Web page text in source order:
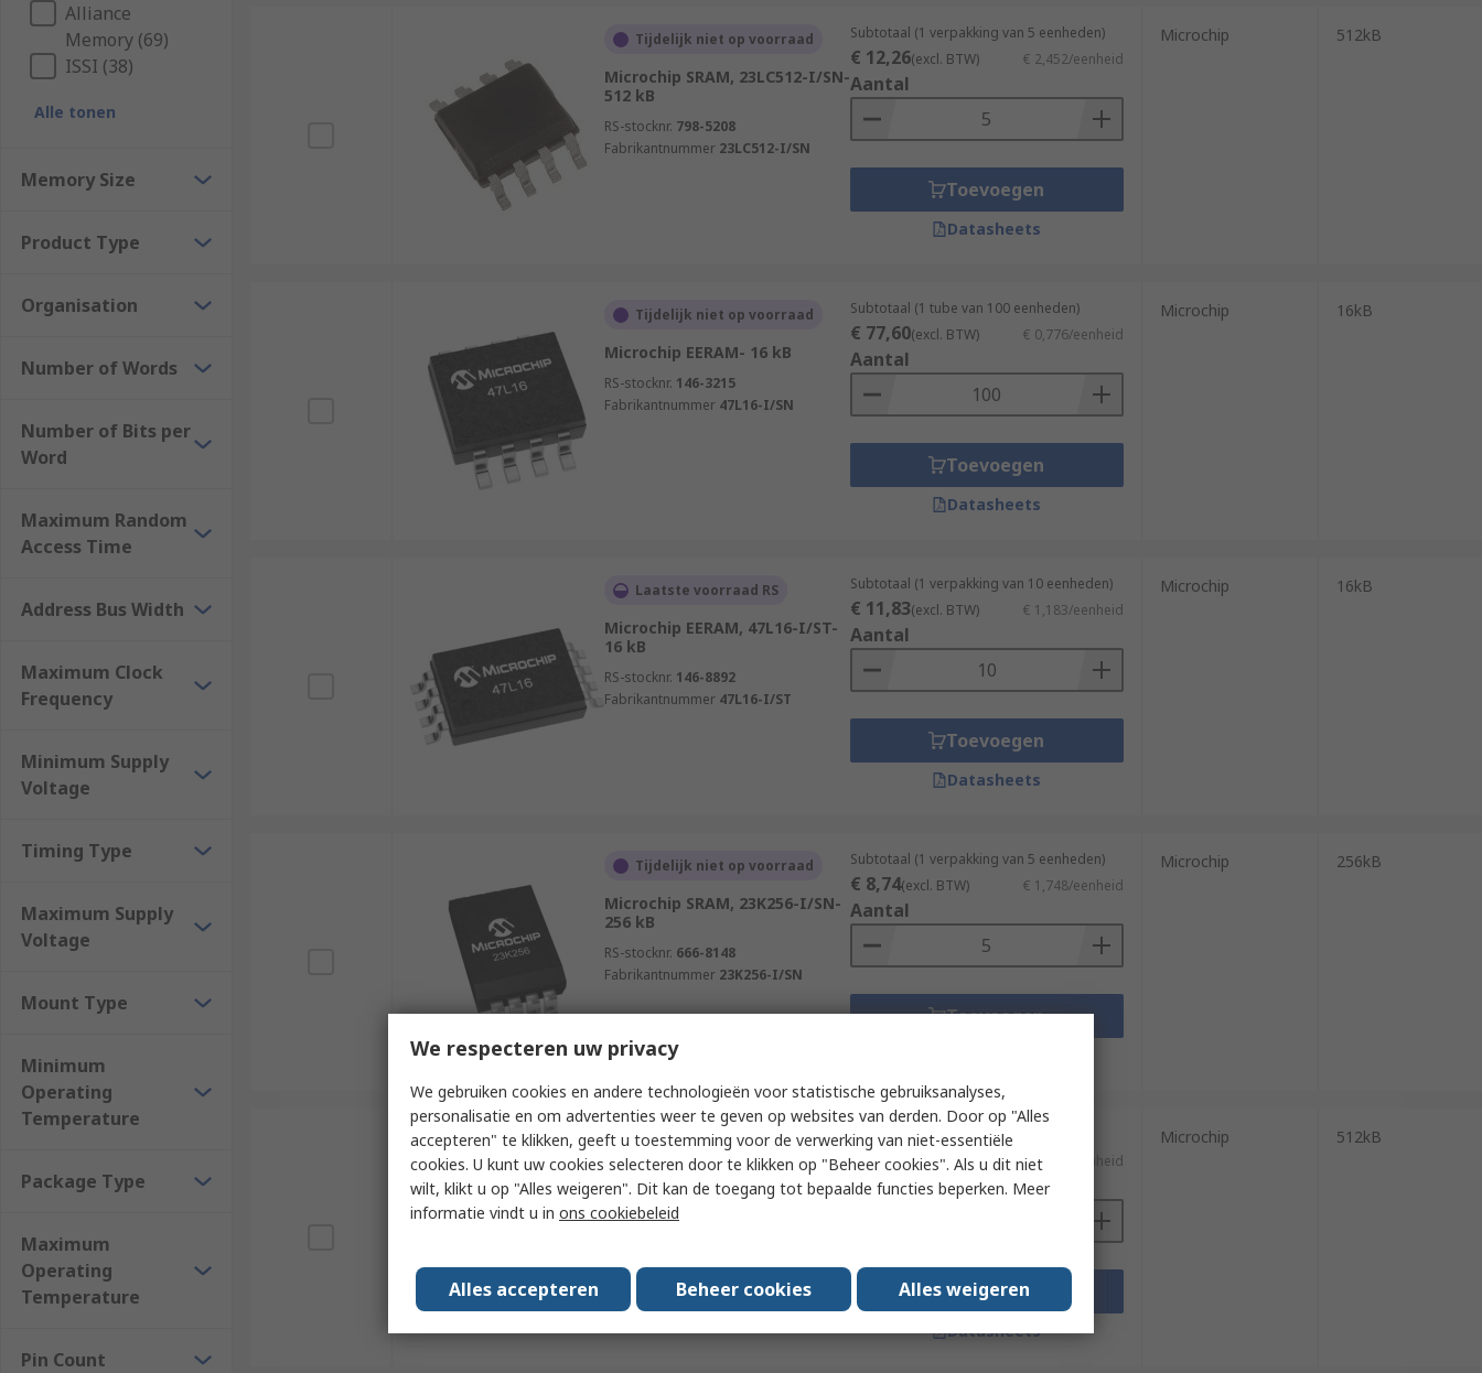
Alliance
Memory (69)
ISSI (38)
Alle tonen
Memory Size
Product Type
Organisation
Number of Words
Number of Bits per
Word
Maximum Random
Access Time
Address Bus Width
Maximum Clock
Frequency
Minimum Supply
Voltage
Timing Type
Maximum Supply
Voltage
Mount Type
Minimum
Operating
Temperature
Package Type
Maximum
Operating
Temperature
Pin Count
Tijdelijk niet op voorraad
Microchip SRAM, 23LC512-I/SN-
512 kB
RS-stocknr. 798-5208
Fabrikantnummer 23LC512-I/SN
Subtotaal (1 verpakking van 5 eenheden)
€ 12,26(excl. BTW) € 2,452/eenheid
Aantal
Toevoegen
Datasheets
Microchip 512kB
Tijdelijk niet op voorraad
Microchip EERAM- 16 kB
RS-stocknr. 146-3215
Fabrikantnummer 47L16-I/SN
Subtotaal (1 tube van 100 eenheden)
€ 77,60(excl. BTW) € 0,776/eenheid
Aantal
Toevoegen
Datasheets
Microchip 16kB
Laatste voorraad RS
Microchip EERAM, 47L16-I/ST-
16 kB
RS-stocknr. 146-8892
Fabrikantnummer 47L16-I/ST
Subtotaal (1 verpakking van 10 eenheden)
€ 11,83(excl. BTW) € 1,183/eenheid
Aantal
Toevoegen
Datasheets
Microchip 16kB
Tijdelijk niet op voorraad
Microchip SRAM, 23K256-I/SN-
256 kB
RS-stocknr. 666-8148
Fabrikantnummer 23K256-I/SN
Subtotaal (1 verpakking van 5 eenheden)
€ 8,74(excl. BTW) € 1,748/eenheid
Aantal
Toevoegen
Microchip 256kB
Momenteel niet beschikbaar
Microchip SRAM- 512 kB
RS-stocknr.178-4114
Subtotaal (1 tube van 100 eenheden)
€ 158,40(excl. BTW) € 1,584/eenheid
Aantal
Toevoegen
Datasheets
Microchip 512kB
We respecteren uw privacy
We gebruiken cookies en andere technologieën voor statistische gebruiksanalyses,
personalisatie en om advertenties weer te geven op websites van derden. Door op "Alles
accepteren" te klikken, geeft u toestemming voor de verwerking van niet-essentiële
cookies. U kunt uw cookies selecteren door te klikken op "Beheer cookies". Als u dit niet
wilt, klikt u op "Alles weigeren". Dit kan de toegang tot bepaalde functies beperken. Meer
informatie vindt u in ons cookiebeleid
Alles accepteren Beheer cookies Alles weigeren